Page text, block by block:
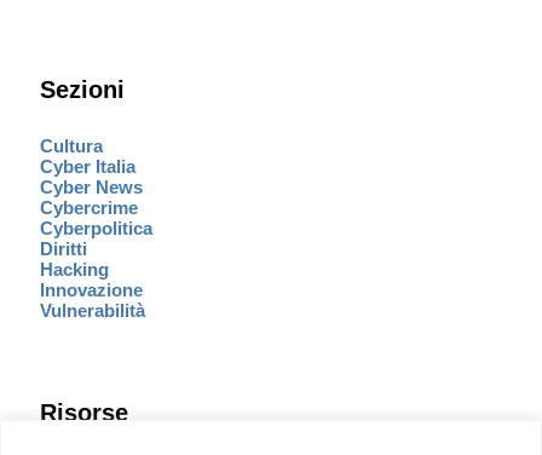
Sezioni
Cultura
Cyber Italia
Cyber News
Cybercrime
Cyberpolitica
Diritti
Hacking
Innovazione
Vulnerabilità
Risorse